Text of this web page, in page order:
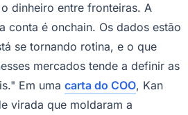
dinheiro entre fronteiras. A
conta é onchain. Os dados estão
se tornando rotina, e o que
mercados tende a definir as
Em uma carta do COO, Kan
virada que moldaram a